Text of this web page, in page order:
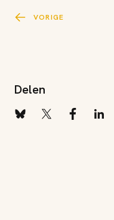
VORIGE
Delen